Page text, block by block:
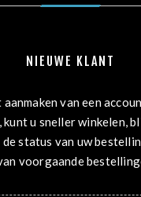
NIEUWE KLANT
van een
kunt u sneller winkelen,
status van uw
voorgaande